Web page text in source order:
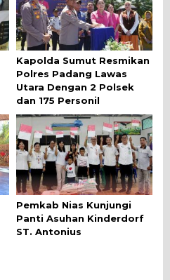
Kapolda Sumut Resmikan
Polres Padang Lawas
Utara Dengan 2 Polsek
dan 175 Personil
Pemkab Nias Kunjungi
Panti Asuhan Kinderdorf
ST. Antonius